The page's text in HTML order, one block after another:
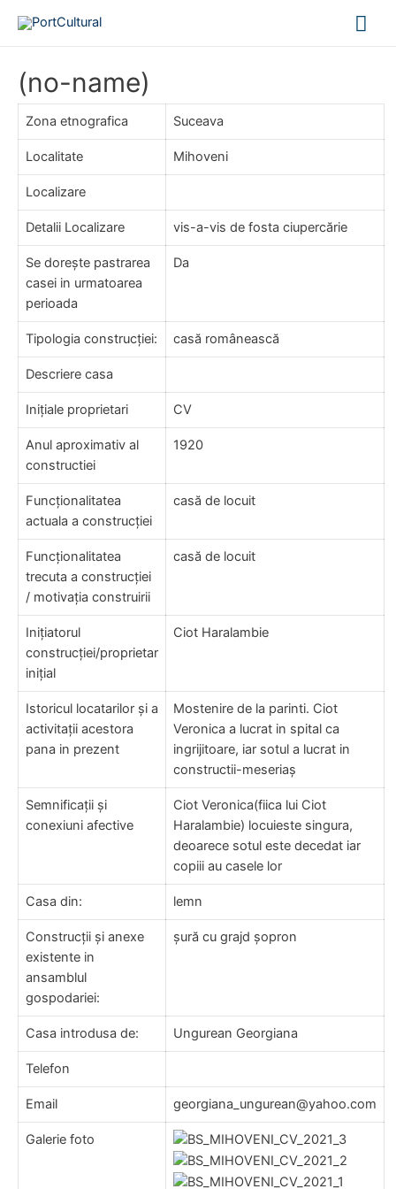
(no-name)
Zona etnografica Suceava
Localitate Mihoveni
Localizare
Detalii Localizare vis-a-vis de fosta ciupercărie
Se dorește pastrarea
casei in urmatoarea
perioada
Da
Tipologia construcției: casă românească
Descriere casa
Inițiale proprietari CV
Anul aproximativ al
constructiei
1920
Funcționalitatea
actuala a construcției
casă de locuit
Funcționalitatea
trecuta a construcției
/ motivația construirii
casă de locuit
Inițiatorul
construcției/proprietar
inițial
Ciot Haralambie
Istoricul locatarilor și a
activitații acestora
pana in prezent
Mostenire de la parinti. Ciot
Veronica a lucrat in spital ca
ingrijitoare, iar sotul a lucrat in
constructii-meseriaș
Semnificații și
conexiuni afective
Ciot Veronica(fiica lui Ciot
Haralambie) locuieste singura,
deoarece sotul este decedat iar
copiii au casele lor
Casa din: lemn
Construcții și anexe
existente in
ansamblul
gospodariei:
șură cu grajd șopron
Casa introdusa de: Ungurean Georgiana
Telefon
Email georgiana_ungurean@yahoo.com
Galerie foto